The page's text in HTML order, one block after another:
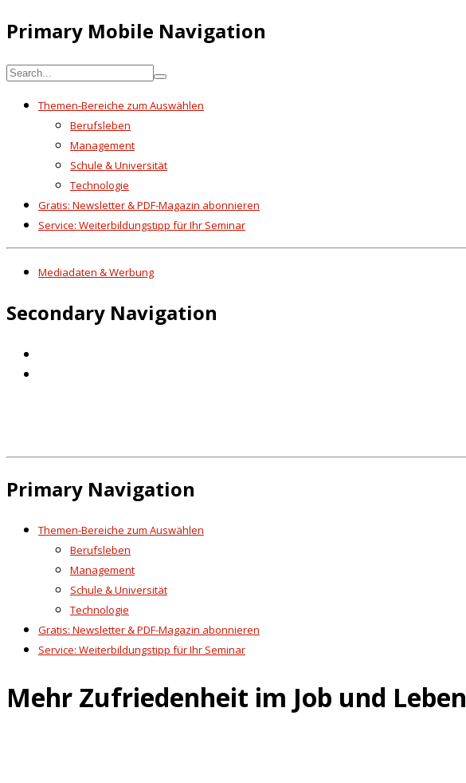
Primary Mobile Navigation
Themen-Bereiche zum Auswählen
Berufsleben
Management
Schule & Universität
Technologie
Gratis: Newsletter & PDF-Magazin abonnieren
Service: Weiterbildungstipp für Ihr Seminar
Mediadaten & Werbung
Secondary Navigation
Primary Navigation
Themen-Bereiche zum Auswählen
Berufsleben
Management
Schule & Universität
Technologie
Gratis: Newsletter & PDF-Magazin abonnieren
Service: Weiterbildungstipp für Ihr Seminar
Mehr Zufriedenheit im Job und Leben